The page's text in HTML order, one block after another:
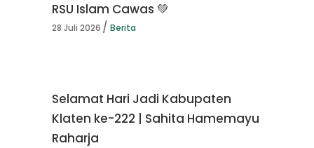
RSU Islam Cawas 💚
28 Juli 2026 Berita
Selamat Hari Jadi Kabupaten
Klaten ke-222 | Sahita Hamemayu
Raharja